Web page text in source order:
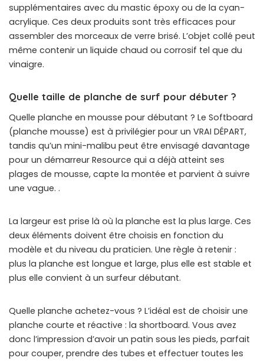
supplémentaires avec du mastic époxy ou de la cyan-
acrylique. Ces deux produits sont très efficaces pour
assembler des morceaux de verre brisé. L’objet collé peut
même contenir un liquide chaud ou corrosif tel que du
vinaigre.
Quelle taille de planche de surf pour débuter ?
Quelle planche en mousse pour débutant ? Le Softboard
(planche mousse) est à privilégier pour un VRAI DÉPART,
tandis qu’un mini-malibu peut être envisagé davantage
pour un démarreur Resource qui a déjà atteint ses
plages de mousse, capte la montée et parvient à suivre
une vague. .
La largeur est prise là où la planche est la plus large. Ces
deux éléments doivent être choisis en fonction du
modèle et du niveau du praticien. Une règle à retenir :
plus la planche est longue et large, plus elle est stable et
plus elle convient à un surfeur débutant.
Quelle planche achetez-vous ? L’idéal est de choisir une
planche courte et réactive : la shortboard. Vous avez
donc l’impression d’avoir un patin sous les pieds, parfait
pour couper, prendre des tubes et effectuer toutes les